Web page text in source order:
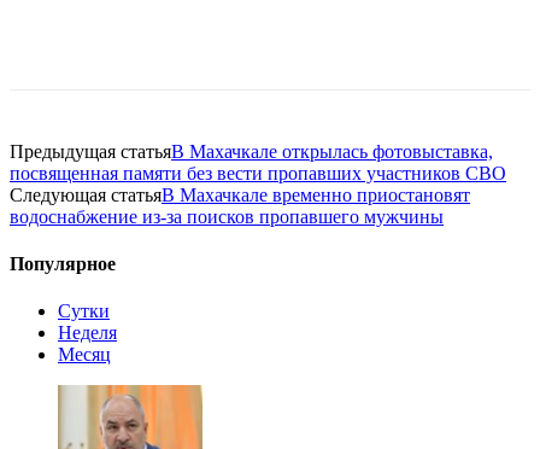
Предыдущая статьяВ Махачкале открылась фотовыставка,
посвященная памяти без вести пропавших участников СВО
Следующая статьяВ Махачкале временно приостановят
водоснабжение из-за поисков пропавшего мужчины
Популярное
Сутки
Неделя
Месяц